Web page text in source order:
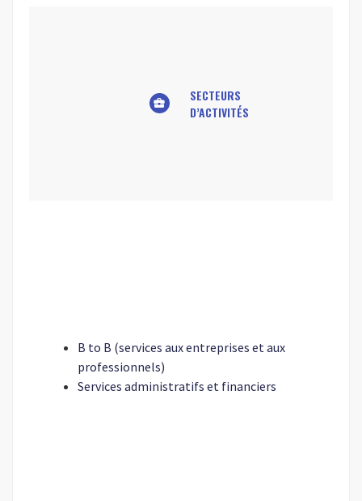
business_center
SECTEURS
D’ACTIVITÉS
B to B (services aux entreprises et aux
professionnels)
Services administratifs et financiers